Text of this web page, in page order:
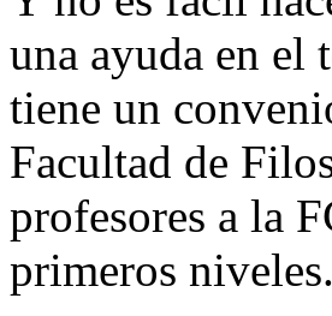
una ayuda en el
tiene un
Facultad de
profesores a la
primeros niveles.